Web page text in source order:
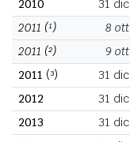
2010
31 dic
2011 (¹) 8 ott
2011 (²) 9 ott
2011 (³) 31 dic
2012
31 dic
2013
31 dic